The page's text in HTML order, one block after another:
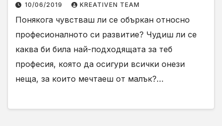
10/06/2019 KREATIVEN TEAM
Понякога чувстваш ли се объркан относно
професионалното си развитие? Чудиш ли се
каква би била най-подходящата за теб
професия, която да осигури всички онези
неща, за които мечтаеш от малък?…